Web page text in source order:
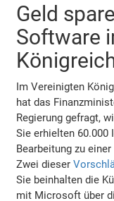
Geld
Software
Im Vereinigten
hat das
Regierung gefragt,
Sie erhielten 60.000
Bearbeitung zu
Zwei dieser
Sie beinhalten die
mit Microsoft über